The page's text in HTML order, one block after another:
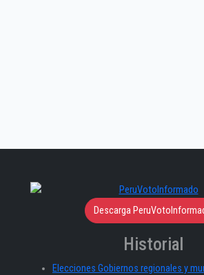
Descarga
Historial
Elecciones Gobiernos regionales y